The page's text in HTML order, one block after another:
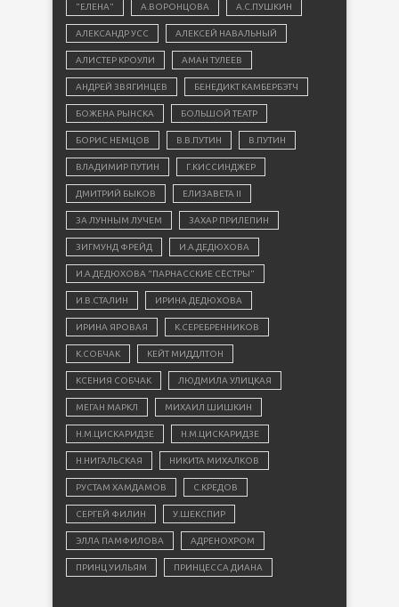
"ЕЛЕНА" А.ВОРОНЦОВА А.С.ПУШКИН
АЛЕКСАНДР УСС АЛЕКСЕЙ НАВАЛЬНЫЙ
АЛИСТЕР КРОУЛИ АМАН ТУЛЕЕВ
АНДРЕЙ ЗВЯГИНЦЕВ БЕНЕДИКТ КАМБЕРБЭТЧ
БОЖЕНА РЫНСКА БОЛЬШОЙ ТЕАТР
БОРИС НЕМЦОВ В.В.ПУТИН В.ПУТИН
ВЛАДИМИР ПУТИН Г.КИССИНДЖЕР
ДМИТРИЙ БЫКОВ ЕЛИЗАВЕТА II
ЗА ЛУННЫМ ЛУЧЕМ ЗАХАР ПРИЛЕПИН
ЗИГМУНД ФРЕЙД И.А.ДЕДЮХОВА
И.А.ДЕДЮХОВА "ПАРНАССКИЕ СЁСТРЫ"
И.В.СТАЛИН ИРИНА ДЕДЮХОВА
ИРИНА ЯРОВАЯ К.СЕРЕБРЕННИКОВ
К.СОБЧАК КЕЙТ МИДДЛТОН
КСЕНИЯ СОБЧАК ЛЮДМИЛА УЛИЦКАЯ
МЕГАН МАРКЛ МИХАИЛ ШИШКИН
Н.М.ЦИСКАРИДЗЕ Н.М.ЦИСКАРИДЗЕ
Н.НИГАЛЬСКАЯ НИКИТА МИХАЛКОВ
РУСТАМ ХАМДАМОВ С.КРЕДОВ
СЕРГЕЙ ФИЛИН У.ШЕКСПИР
ЭЛЛА ПАМФИЛОВА АДРЕНОХРОМ
ПРИНЦ УИЛЬЯМ ПРИНЦЕССА ДИАНА